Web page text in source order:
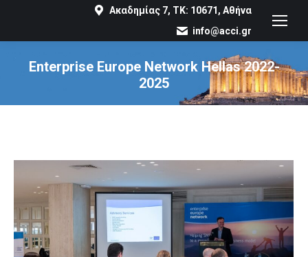
Ακαδημίας 7, ΤΚ: 10671, Αθήνα
info@acci.gr
Enterprise Europe Network Hellas 2022-
2025
You are here: